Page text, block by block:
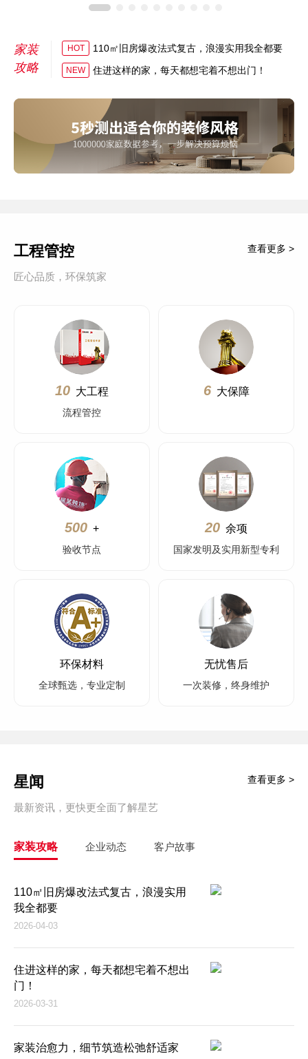
家装
攻略
HOT 110㎡旧房爆改法式复古，浪漫实用我全都要
NEW 住进这样的家，每天都想宅着不想出门！
工程管控
匠心品质，环保筑家
查看更多 >
10 大工程
流程管控
6 大保障
500 +
验收节点
20 余项
国家发明及实用新型专利
环保材料
全球甄选，专业定制
无忧售后
一次装修，终身维护
星闻
最新资讯，更快更全面了解星艺
查看更多 >
家装攻略 企业动态 客户故事
110㎡旧房爆改法式复古，浪漫实用
我全都要
2026-04-03
住进这样的家，每天都想宅着不想出
门！
2026-03-31
家装治愈力，细节筑造松弛舒适家